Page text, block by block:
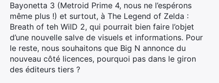
Bayonetta 3 (Metroid Prime 4, nous ne l’espérons
même plus !) et surtout, à The Legend of Zelda :
Breath of teh WilD 2, qui pourrait bien faire l’objet
d’une nouvelle salve de visuels et informations. Pour
le reste, nous souhaitons que Big N annonce du
nouveau côté licences, pourquoi pas dans le giron
des éditeurs tiers ?